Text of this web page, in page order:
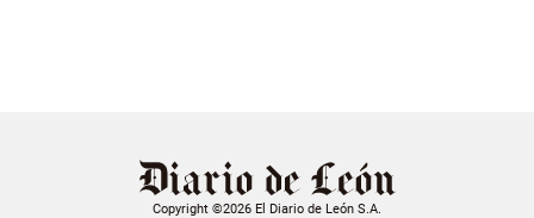
Copyright ©2026 El Diario de León S.A.